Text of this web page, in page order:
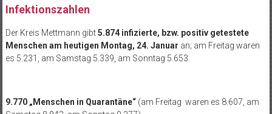
Infektionszahlen
Der Kreis Mettmann gibt5.874 infizierte, bzw. positiv getestete
Menschen am heutigen Montag, 24. Januar an; am Freitag waren
es 5.231, am Samstag 5.339, am Sonntag 5.653.
9.770 „Menschen in Quarantäne“ (am Freitag waren es 8.607, am